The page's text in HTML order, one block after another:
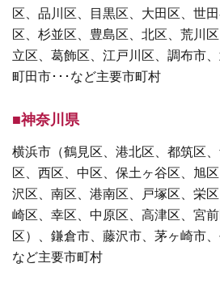
区、品川区、目黒区、大田区、世
区、杉並区、豊島区、北区、荒川
立区、葛飾区、江戸川区、調布市
町田市･･･など主要市町村
■神奈川県
横浜市（鶴見区、港北区、都筑区
区、西区、中区、保土ヶ谷区、旭
沢区、南区、港南区、戸塚区、栄
崎区、幸区、中原区、高津区、宮
区）、鎌倉市、藤沢市、茅ヶ崎市
など主要市町村